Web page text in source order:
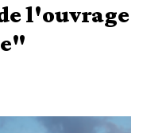
l'ouvrage